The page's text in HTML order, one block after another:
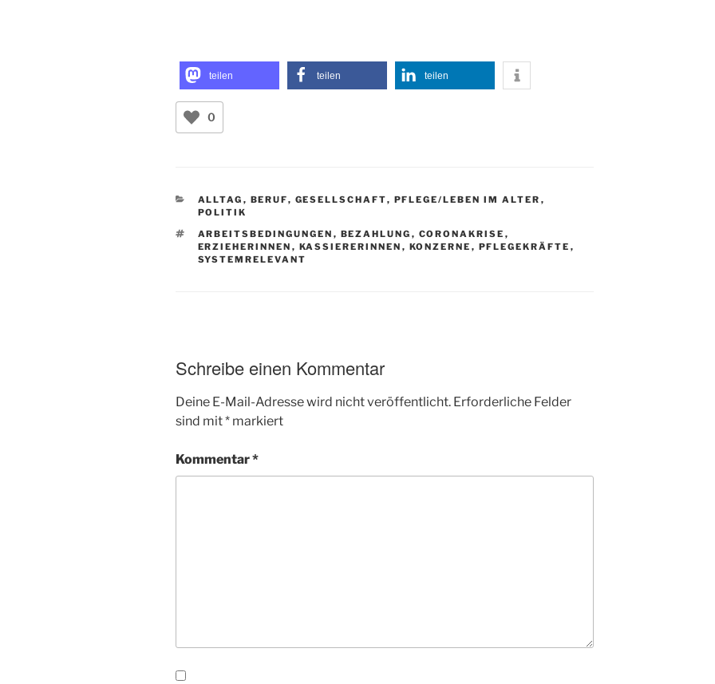
teilen teilen teilen
0
KATEGORIEN
ALLTAG , BERUF, GESELLSCHAFT, PFLEGE/LEBEN IM ALTER ,
POLITIK
SCHLAGWÖRTER
ARBEITSBEDINGUNGEN , BEZAHLUNG , CORONAKRISE ,
ERZIEHERINNEN , KASSIERERINNEN , KONZERNE , PFLEGEKRÄFTE ,
SYSTEMRELEVANT
Schreibe einen Kommentar
Deine E-Mail-Adresse wird nicht veröffentlicht. Erforderliche Felder
sind mit* markiert
Kommentar*